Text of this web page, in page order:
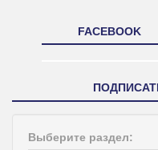
FACEBOOK
Выберите раздел: